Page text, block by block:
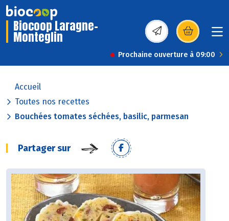
Biocoop Laragne-
Monteglin (s’ouvre dans une
Prochaine ouverture à 09:00
Accueil
Toutes nos recettes
Bouchées tomates séchées, basilic, parmesan
Partager sur